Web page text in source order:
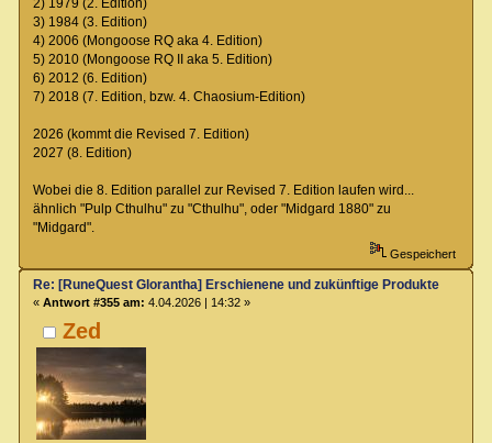
2) 1979 (2. Edition)
3) 1984 (3. Edition)
4) 2006 (Mongoose RQ aka 4. Edition)
5) 2010 (Mongoose RQ II aka 5. Edition)
6) 2012 (6. Edition)
7) 2018 (7. Edition, bzw. 4. Chaosium-Edition)
2026 (kommt die Revised 7. Edition)
2027 (8. Edition)
Wobei die 8. Edition parallel zur Revised 7. Edition laufen wird...
ähnlich "Pulp Cthulhu" zu "Cthulhu", oder "Midgard 1880" zu
"Midgard".
Gespeichert
Zed
Re: [RuneQuest Glorantha] Erschienene und zukünftige Produkte
« Antwort #355 am: 4.04.2026 | 14:32 »